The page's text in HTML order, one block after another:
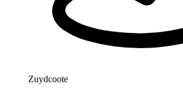
Zuydcoote